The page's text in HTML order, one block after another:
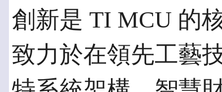
創新是 TI MCU 的
致力於在領先工藝